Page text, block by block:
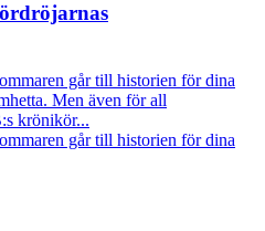
går till historien för dina
Men även för all
krönikör...
går till historien för dina